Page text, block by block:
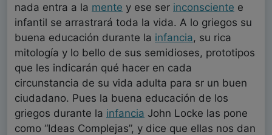
nada entra a la mente y ese ser inconsciente e
infantil se arrastrará toda la vida. A lo griegos su
buena educación durante la infancia, su rica
mitología y lo bello de sus semidioses, prototipos
que les indicarán qué hacer en cada
circunstancia de su vida adulta para sr un buen
ciudadano. Pues la buena educación de los
griegos durante la infancia John Locke las pone
como “Ideas Complejas”, y dice que ellas nos dan